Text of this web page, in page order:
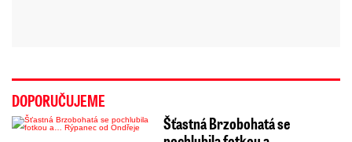
DOPORUČUJEME
Šťastná Brzobohatá se